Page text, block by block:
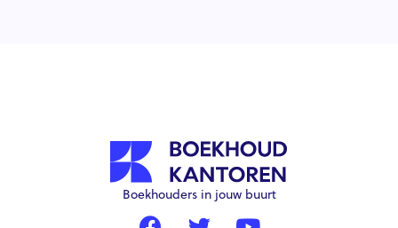
Boekhouders in jouw buurt